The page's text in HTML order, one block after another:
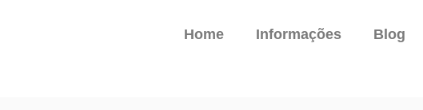
Home Informações Blog